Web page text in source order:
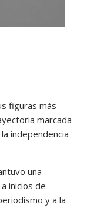
figuras más
marcada
independencia
una
inicios de
y a la